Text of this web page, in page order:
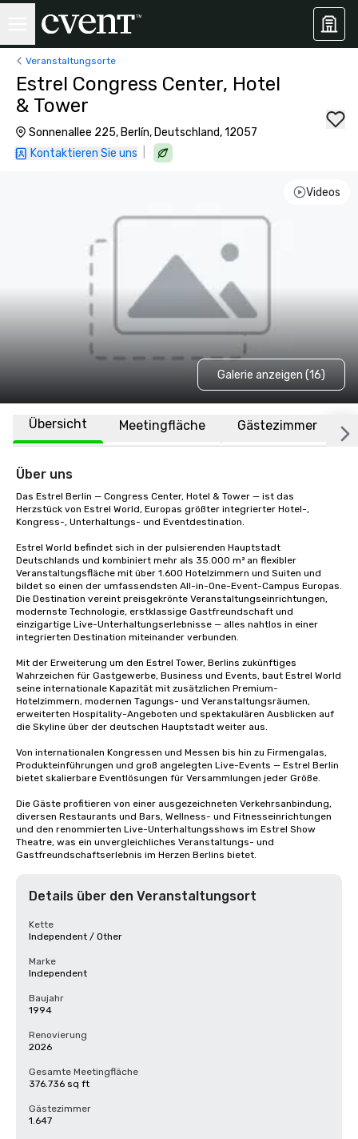
Veranstaltungsorte
Estrel Congress Center, Hotel
& Tower
Sonnenallee 225, Berlín, Deutschland, 12057
Kontaktieren Sie uns
Videos
Galerie anzeigen (16)
Übersicht Meetingfläche Gästezimmer
Über uns
Das Estrel Berlin — Congress Center, Hotel & Tower — ist das
Herzstück von Estrel World, Europas größter integrierter Hotel-,
Kongress-, Unterhaltungs- und Eventdestination.
Estrel World befindet sich in der pulsierenden Hauptstadt
Deutschlands und kombiniert mehr als 35.000 m² an flexibler
Veranstaltungsfläche mit über 1.600 Hotelzimmern und Suiten und
bildet so einen der umfassendsten All-in-One-Event-Campus Europas.
Die Destination vereint preisgekrönte Veranstaltungseinrichtungen,
modernste Technologie, erstklassige Gastfreundschaft und
einzigartige Live-Unterhaltungserlebnisse — alles nahtlos in einer
integrierten Destination miteinander verbunden.
Mit der Erweiterung um den Estrel Tower, Berlins zukünftiges
Wahrzeichen für Gastgewerbe, Business und Events, baut Estrel World
seine internationale Kapazität mit zusätzlichen Premium-
Hotelzimmern, modernen Tagungs- und Veranstaltungsräumen,
erweiterten Hospitality-Angeboten und spektakulären Ausblicken auf
die Skyline über der deutschen Hauptstadt weiter aus.
Von internationalen Kongressen und Messen bis hin zu Firmengalas,
Produkteinführungen und groß angelegten Live-Events — Estrel Berlin
bietet skalierbare Eventlösungen für Versammlungen jeder Größe.
Die Gäste profitieren von einer ausgezeichneten Verkehrsanbindung,
diversen Restaurants und Bars, Wellness- und Fitnesseinrichtungen
und den renommierten Live-Unterhaltungsshows im Estrel Show
Theatre, was ein unvergleichliches Veranstaltungs- und
Gastfreundschaftserlebnis im Herzen Berlins bietet.
Details über den Veranstaltungsort
Kette
Independent / Other
Marke
Independent
Baujahr
1994
Renovierung
2026
Gesamte Meetingfläche
376.736 sq ft
Gästezimmer
1.647